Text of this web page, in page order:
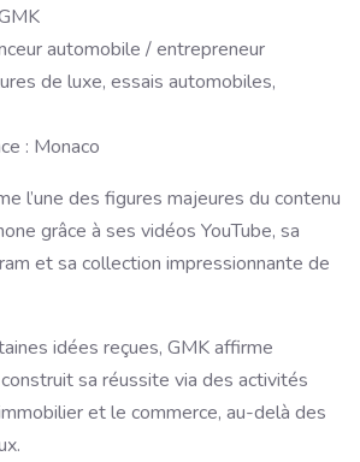
automobile / entrepreneur
de luxe, essais automobiles,
: Monaco
l’une des figures majeures du contenu
grâce à ses vidéos YouTube, sa
et sa collection impressionnante de
idées reçues, GMK affirme
sa réussite via des activités
et le commerce, au-delà des